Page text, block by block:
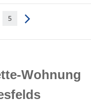
5
Wohnung